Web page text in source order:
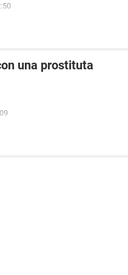
una prostituta